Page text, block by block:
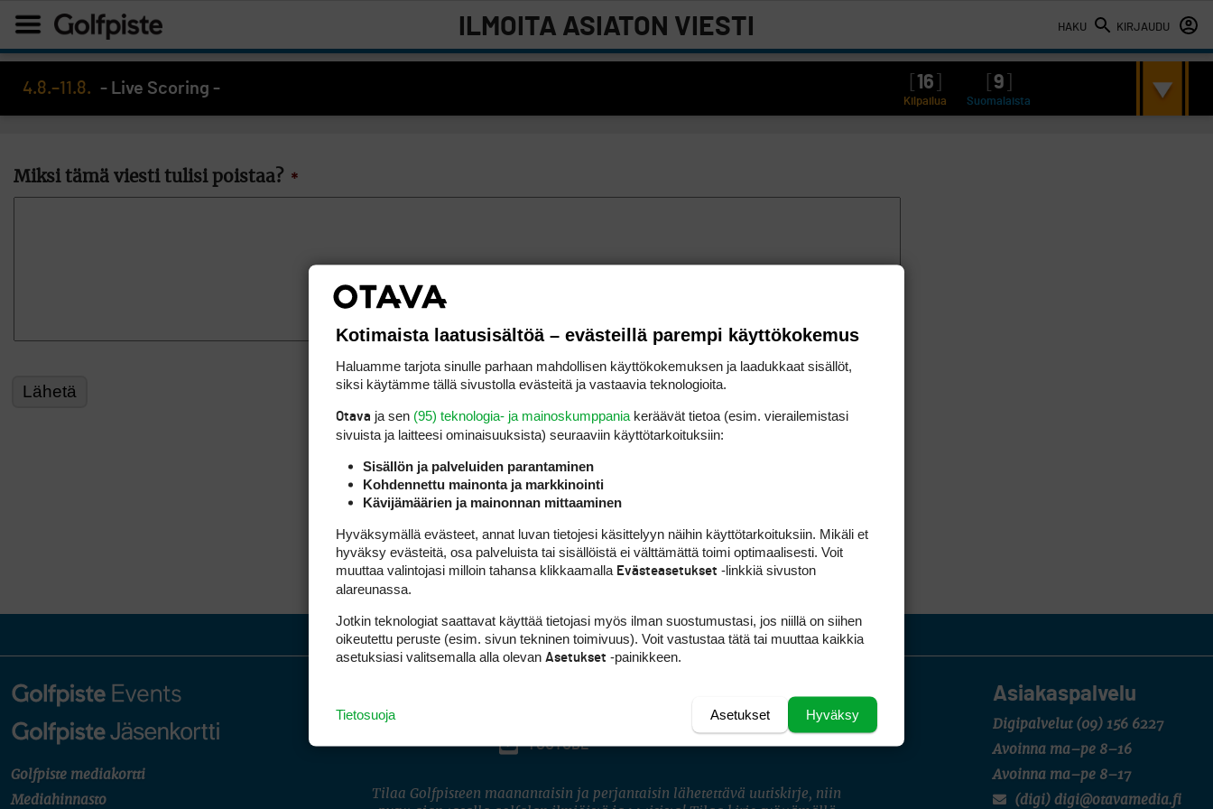
HAKU KIRJAUDU
ILMOITA ASIATON VIESTI
4.8.–11.8. - Live Scoring - 16 9
Kilpailua Suomalaista
Miksi tämä viesti tulisi poistaa? *
Golfpiste mediakortti
Mediahinnasto
Asiakaspalvelu
Digipalvelut (09) 156 6227
Avoinna ma–pe 8–16
Avoinna ma–pe 8–17
(digi) digi@otavamedia.fi
INSTAGRAM
YOUTUBE
Tilaa Golfpisteen maanantaisin ja perjantaisin lähetettävä uutiskirje, niin
Kotimaista laatusisältöä – evästeillä parempi käyttökokemus
Haluamme tarjota sinulle parhaan mahdollisen käyttökokemuksen ja laadukkaat sisällöt,
siksi käytämme tällä sivustolla evästeitä ja vastaavia teknologioita.
Otava ja sen (95) teknologia- ja mainoskumppania keräävät tietoa (esim. vierailemis­tasi
sivuista ja laitteesi ominaisuuk­sista) seuraaviin käyttötarkoituksiin:
Sisällön ja palveluiden parantaminen
Kohdennettu mainonta ja markkinointi
Kävijämäärien ja mainonnan mittaaminen
Hyväksymällä evästeet, annat luvan tietojesi käsittelyyn näihin käyttötarkoituksiin. Mikäli et
hyväksy evästeitä, osa palveluista tai sisällöistä ei välttämättä toimi optimaalisesti. Voit
muuttaa valintojasi milloin tahansa klikkaamalla Evästeasetukset -linkkiä sivuston
alareunassa.
Jotkin teknologiat saattavat käyttää tietojasi myös ilman suostumustasi, jos niillä on siihen
oikeutettu peruste (esim. sivun tekninen toimivuus). Voit vastustaa tätä tai muuttaa kaikkia
asetuksiasi valitsemalla alla olevan Asetukset -painikkeen.
Hyväksy
Asetukset
Tietosuoja